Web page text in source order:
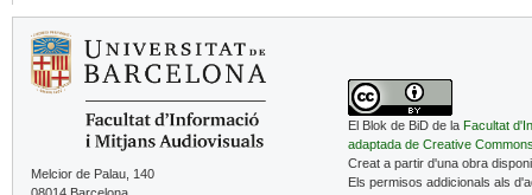
Melcior de Palau, 140
El Blok de BiD de la Facultat
adaptada de Creative
Creat a partir d'una obra
Els permisos addicionals als